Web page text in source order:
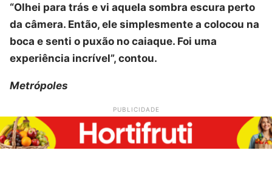
“Olhei para trás e vi aquela sombra escura perto
da câmera. Então, ele simplesmente a colocou na
boca e senti o puxão no caiaque. Foi uma
experiência incrível”, contou.
Metrópoles
PUBLICIDADE